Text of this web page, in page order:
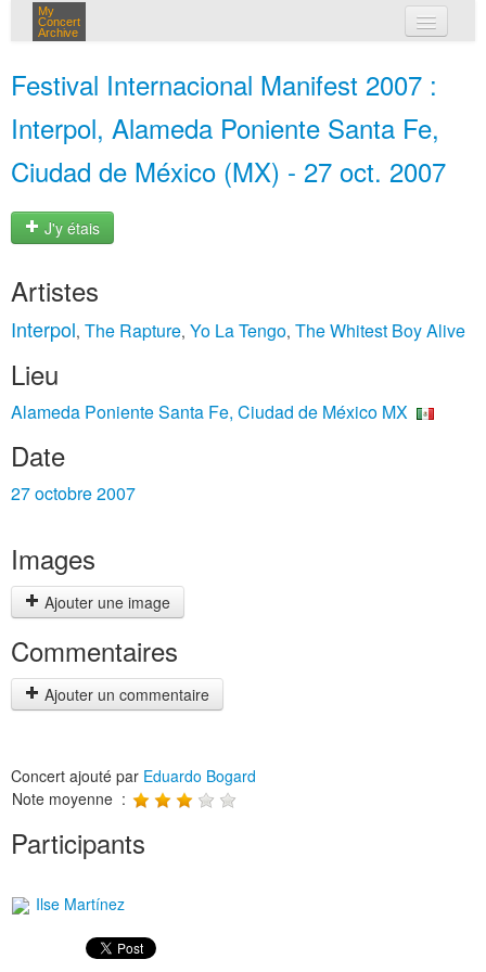
My
Concert
Archive
Festival Internacional Manifest 2007 :
Interpol, Alameda Poniente Santa Fe,
Ciudad de México (MX) - 27 oct. 2007
J'y étais
Artistes
Interpol, The Rapture, Yo La Tengo, The Whitest Boy Alive
Lieu
Alameda Poniente Santa Fe, Ciudad de México MX
Date
27 octobre 2007
Images
Ajouter une image
Commentaires
Ajouter un commentaire
Concert ajouté par Eduardo Bogard
Note moyenne :
Participants
Ilse Martínez